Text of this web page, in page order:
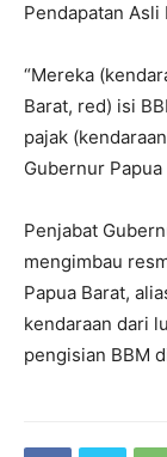
Pendapatan
“Mereka
Barat, red) isi
pajak
Gubernur Papua
Penjabat
mengimbau
Papua Barat,
kendaraan dari
pengisian BBM